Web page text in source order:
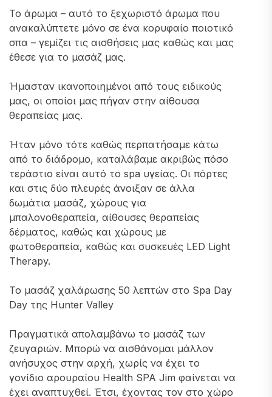
Το άρωμα – αυτό το ξεχωριστό άρωμα που
ανακαλύπτετε μόνο σε ένα κορυφαίο ποιοτικό
σπα – γεμίζει τις αισθήσεις μας καθώς και μας
έθεσε για το μασάζ μας.
Ήμασταν ικανοποιημένοι από τους ειδικούς
μας, οι οποίοι μας πήγαν στην αίθουσα
θεραπείας μας.
Ήταν μόνο τότε καθώς περπατήσαμε κάτω
από το διάδρομο, καταλάβαμε ακριβώς πόσο
τεράστιο είναι αυτό το spa υγείας. Οι πόρτες
και στις δύο πλευρές άνοιξαν σε άλλα
δωμάτια μασάζ, χώρους για
μπαλονοθεραπεία, αίθουσες θεραπείας
δέρματος, καθώς και χώρους με
φωτοθεραπεία, καθώς και συσκευές LED Light
Therapy.
Το μασάζ χαλάρωσης 50 λεπτών στο Spa Day
Day της Hunter Valley
Πραγματικά απολαμβάνω το μασάζ των
ζευγαριών. Μπορώ να αισθάνομαι μάλλον
ανήσυχος στην αρχή, χωρίς να έχει το
γονίδιο αρουραίου Health SPA Jim φαίνεται να
έχει αναπτυχθεί. Έτσι, έχοντας τον στο χώρο